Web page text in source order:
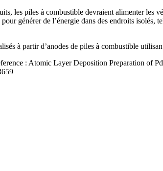
les piles à combustible devraient alimenter les
générer de l’énergie dans des endroits
à partir d’anodes de piles à combustible
: Atomic Layer Deposition Preparation